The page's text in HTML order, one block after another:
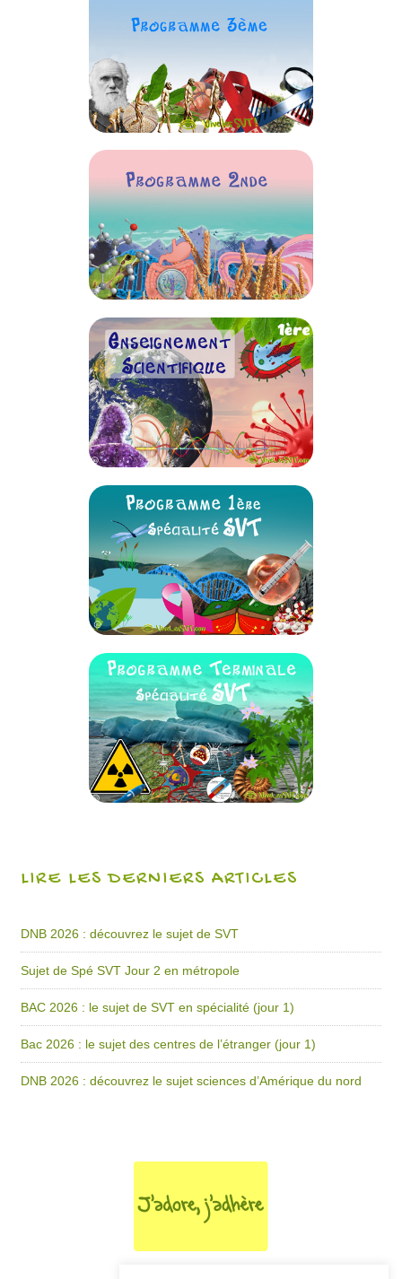
LIRE LES DERNIERS ARTICLES
DNB 2026 : découvrez le sujet de SVT
Sujet de Spé SVT Jour 2 en métropole
BAC 2026 : le sujet de SVT en spécialité (jour 1)
Bac 2026 : le sujet des centres de l’étranger (jour 1)
DNB 2026 : découvrez le sujet sciences d’Amérique du nord